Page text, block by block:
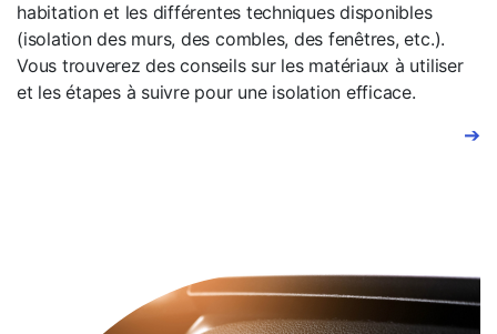
habitation et les différentes techniques disponibles
(isolation des murs, des combles, des fenêtres, etc.).
Vous trouverez des conseils sur les matériaux à utiliser
et les étapes à suivre pour une isolation efficace.
➔